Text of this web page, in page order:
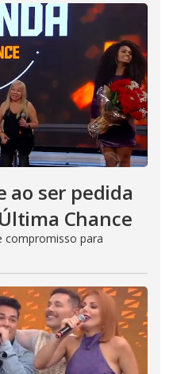
ao ser pedida
Chance
compromisso para